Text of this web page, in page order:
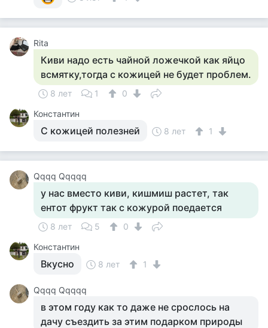
Rita
Киви надо есть чайной ложечкой как яйцо
всмятку,тогда с кожицей не будет проблем.
8 лет 1
0
Константин
С кожицей полезней 8 лет 1
Qqqq Qqqqq
у нас вместо киви, кишмиш растет, так
ентот фрукт так с кожурой поедается
8 лет 5
0
Константин
Вкусно 8 лет 1
Qqqq Qqqqq
в этом году как то даже не срослось на
дачу съездить за этим подарком природы